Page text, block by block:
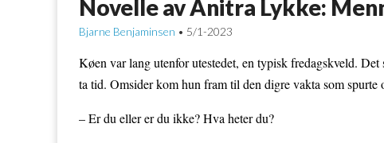
Novelle av Anitra Lykke:
Bjarne Benjaminsen • 5/1-2023
Køen var lang utenfor utestedet, en typisk fredagskveld.
ta tid. Omsider kom hun fram til den digre vakta som spurte
– Er du eller er du ikke? Hva heter du?